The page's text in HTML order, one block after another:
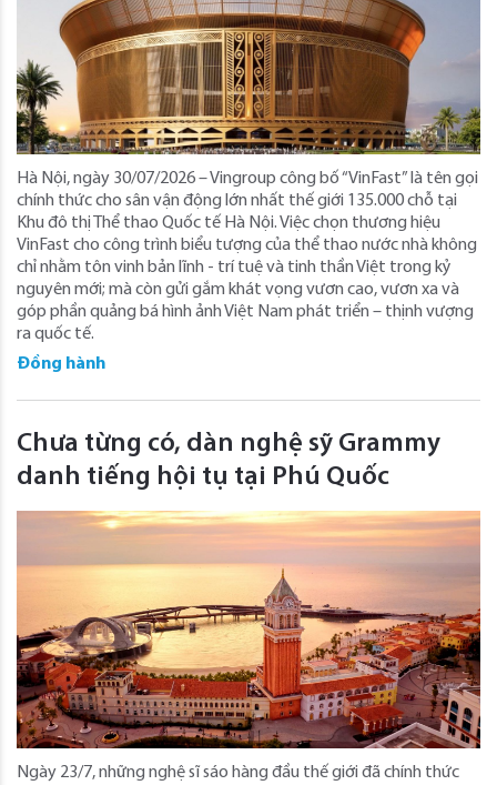
Hà Nội, ngày 30/07/2026 – Vingroup công bố “VinFast” là tên gọi
chính thức cho sân vận động lớn nhất thế giới 135.000 chỗ tại
Khu đô thị Thể thao Quốc tế Hà Nội. Việc chọn thương hiệu
VinFast cho công trình biểu tượng của thể thao nước nhà không
chỉ nhằm tôn vinh bản lĩnh - trí tuệ và tinh thần Việt trong kỷ
nguyên mới; mà còn gửi gắm khát vọng vươn cao, vươn xa và
góp phần quảng bá hình ảnh Việt Nam phát triển – thịnh vượng
ra quốc tế.
Đồng hành
Chưa từng có, dàn nghệ sỹ Grammy
danh tiếng hội tụ tại Phú Quốc
Ngày 23/7, những nghệ sĩ sáo hàng đầu thế giới đã chính thức